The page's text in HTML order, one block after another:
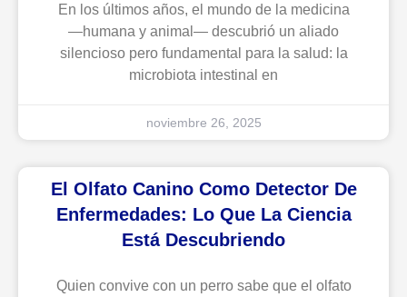
En los últimos años, el mundo de la medicina
—humana y animal— descubrió un aliado
silencioso pero fundamental para la salud: la
microbiota intestinal en
noviembre 26, 2025
El Olfato Canino Como Detector De
Enfermedades: Lo Que La Ciencia
Está Descubriendo
Quien convive con un perro sabe que el olfato